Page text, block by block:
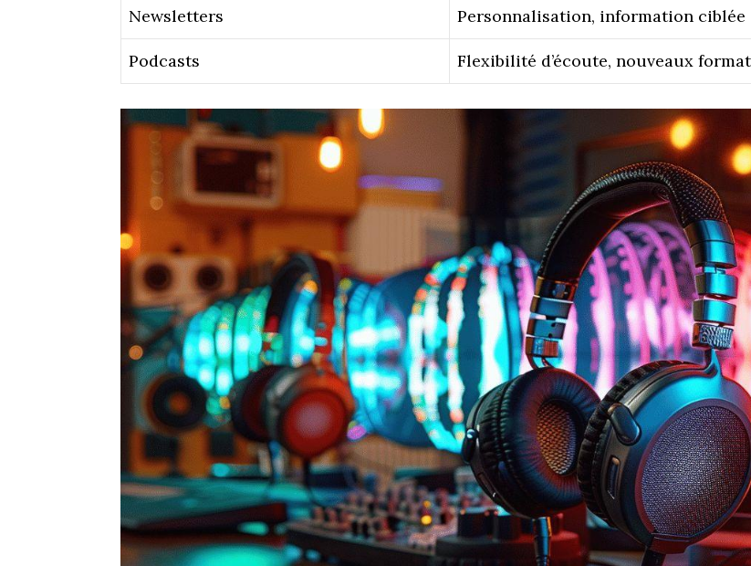
Newsletters Personnalisation, information ciblée
Podcasts Flexibilité d’écoute, nouveaux